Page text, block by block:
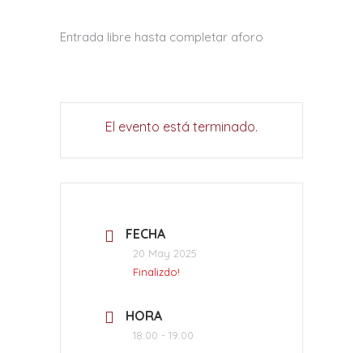
Entrada libre hasta completar aforo
El evento está terminado.
FECHA
20 May 2025
Finalizdo!
HORA
18:00 - 19:00